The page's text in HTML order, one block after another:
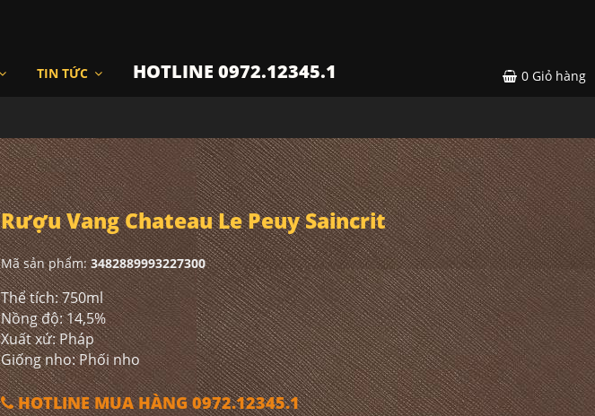
TIN TỨC HOTLINE 0972.12345.1 0 Giỏ hàng
Rượu Vang Chateau Le Peuy Saincrit
Mã sản phẩm:3482889993227300
Thể tích: 750ml
Nồng độ: 14,5%
Xuất xứ: Pháp
Giống nho: Phối nho
HOTLINE MUA HÀNG 0972.12345.1